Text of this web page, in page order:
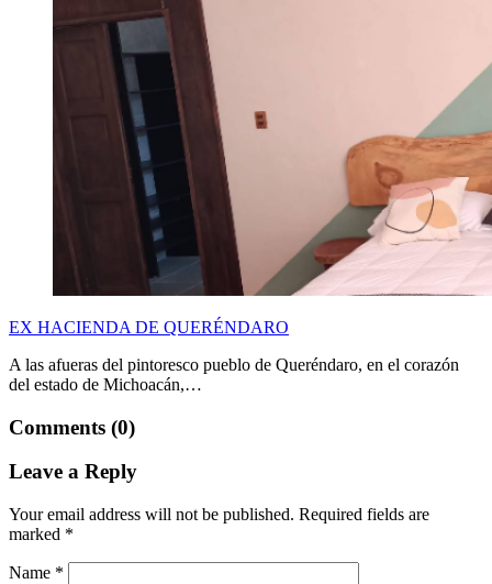
EX HACIENDA DE QUERÉNDARO
A las afueras del pintoresco pueblo de Queréndaro, en el corazón
del estado de Michoacán,…
Comments (0)
Leave a Reply
Your email address will not be published. Required fields are
marked *
Name *